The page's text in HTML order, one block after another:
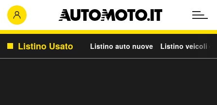
Listino Usato Listino auto nuove Listino veicoli